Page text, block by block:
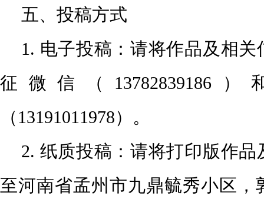
五、投稿方式
1. 电子投稿：请将作品及相关
征微信（13782839186）
（13191011978）。
2. 纸质投稿：请将打印版作品
至河南省孟州市九鼎毓秀小区，